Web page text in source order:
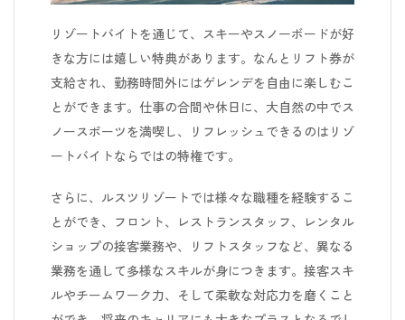
リゾートバイトを通じて、スキーやスノーボードが好
きな方には嬉しい特典があります。なんとリフト券が
支給され、勤務時間外にはゲレンデを自由に楽しむこ
とができます。仕事の合間や休日に、大自然の中でス
ノースポーツを満喫し、リフレッシュできるのはリゾ
ートバイトならではの特権です。
さらに、ルスツリゾートでは様々な職種を経験するこ
とができ、フロント、レストランスタッフ、レンタル
ショップの接客業務や、リフトスタッフなど、異なる
業務を通して多様なスキルが身につきます。接客スキ
ルやチームワーク力、そして柔軟な対応力を磨くこと